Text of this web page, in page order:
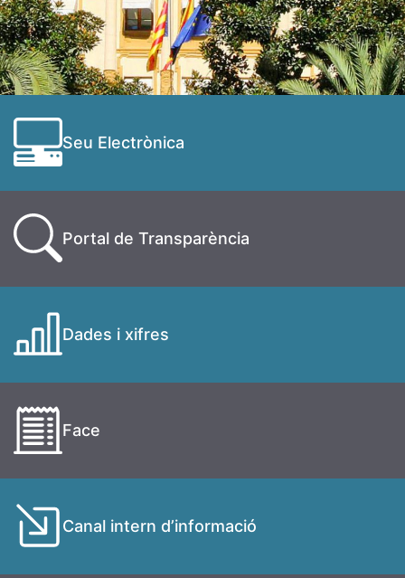
Seu Electrònica
Portal de Transparència
Dades i xifres
Face
Canal intern d’informació